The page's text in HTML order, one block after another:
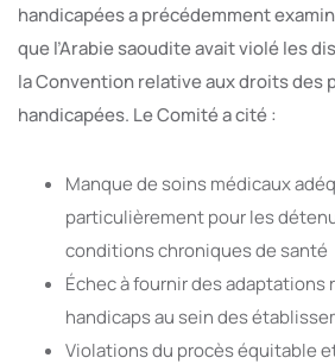
handicapées a précédemment
que l’Arabie saoudite avait violé les
la Convention relative aux droits des
handicapées. Le Comité a cité :
Manque de soins médicaux
particulièrement pour les
conditions chroniques de santé
Échec à fournir des adaptations
handicaps au sein des
Violations du procès équitable